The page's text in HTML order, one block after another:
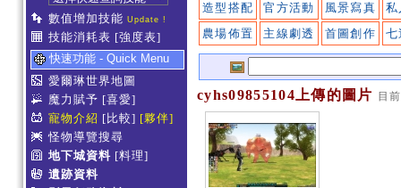
數值增加技能 Update !
技能消耗表 [強度表]
快速功能 - Quick Menu
愛爾琳世界地圖
魔力賦予 [喜愛]
寵物介紹 [比較] [夥伴]
怪物導覽搜尋
地下城資料 [料理]
遺跡資料
造型搭配 官方活動 風景寫真
私
農場佈置
主線劇透 首圖創作 七
cyhs09855104上傳的圖片 目